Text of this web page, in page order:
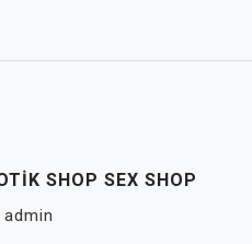
SHOP SEX SHOP
admin